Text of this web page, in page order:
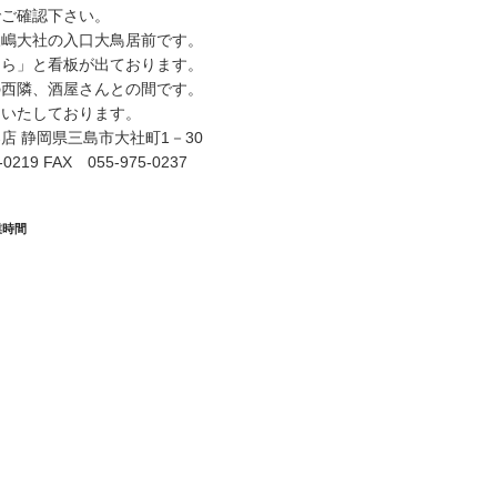
確認下さい。
大社の入口大鳥居前です。
」と看板が出ております。
隣、酒屋さんとの間です。
たしております。
静岡県三島市大社町1－30
FAX 055-975-0237
間